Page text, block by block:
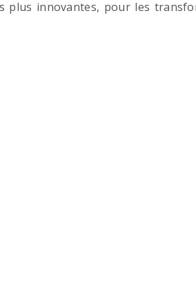
plus innovantes, pour les